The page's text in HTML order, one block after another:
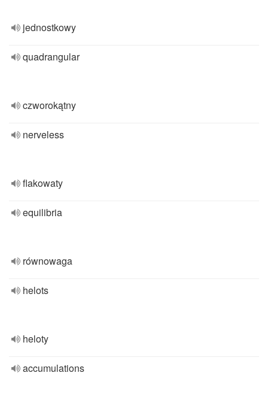
jednostkowy
quadrangular
czworokątny
nerveless
flakowaty
equilibria
równowaga
helots
heloty
accumulations